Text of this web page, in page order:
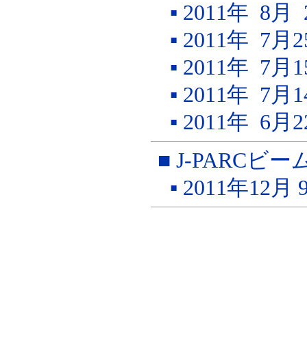
▪ 2011年 8月
▪ 2011年 7月
▪ 2011年 7月
▪ 2011年 7月
▪ 2011年 6月
■ J-PARCビー
▪ 2011年12月